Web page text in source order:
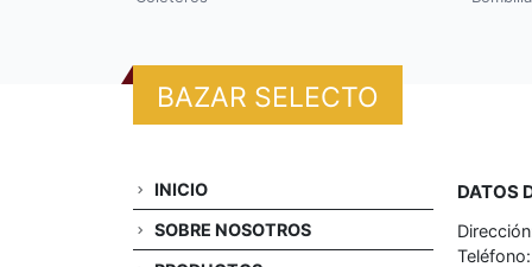
BAZAR SELECTO
INICIO
SOBRE NOSOTROS
DATOS